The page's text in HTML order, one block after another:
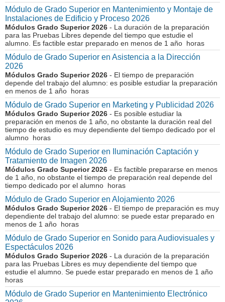
Módulo de Grado Superior en Mantenimiento y Montaje de
Instalaciones de Edificio y Proceso 2026
Módulos Grado Superior 2026 - La duración de la preparación
para las Pruebas Libres depende del tiempo que estudie el
alumno. Es factible estar preparado en menos de 1 año horas
Módulo de Grado Superior en Asistencia a la Dirección
2026
Módulos Grado Superior 2026 - El tiempo de preparación
depende del trabajo del alumno: es posible estudiar la preparación
en menos de 1 año horas
Módulo de Grado Superior en Marketing y Publicidad 2026
Módulos Grado Superior 2026 - Es posible estudiar la
preparación en menos de 1 año, no obstante la duración real del
tiempo de estudio es muy dependiente del tiempo dedicado por el
alumno horas
Módulo de Grado Superior en Iluminación Captación y
Tratamiento de Imagen 2026
Módulos Grado Superior 2026 - Es factible prepararse en menos
de 1 año, no obstante el tiempo de preparación real depende del
tiempo dedicado por el alumno horas
Módulo de Grado Superior en Alojamiento 2026
Módulos Grado Superior 2026 - El tiempo de preparación es muy
dependiente del trabajo del alumno: se puede estar preparado en
menos de 1 año horas
Módulo de Grado Superior en Sonido para Audiovisuales y
Espectáculos 2026
Módulos Grado Superior 2026 - La duración de la preparación
para las Pruebas Libres es muy dependiente del tiempo que
estudie el alumno. Se puede estar preparado en menos de 1 año
horas
Módulo de Grado Superior en Mantenimiento Electrónico